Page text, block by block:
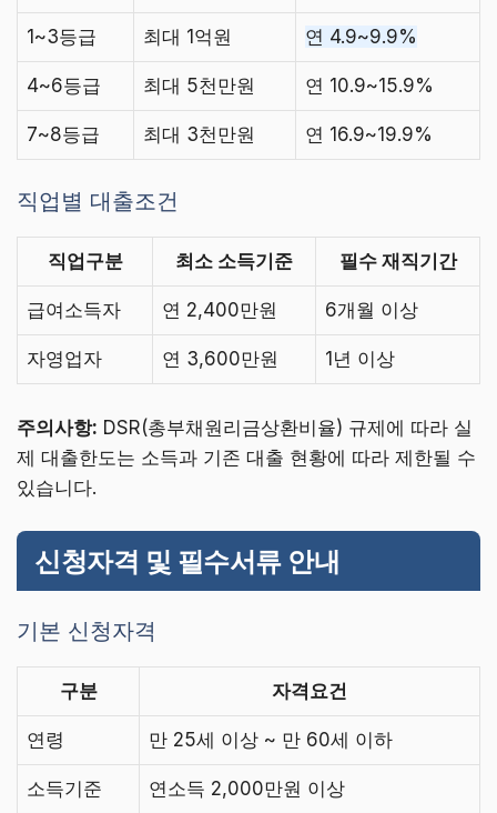
1~3등급 최대 1억원 연 4.9~9.9%
4~6등급 최대 5천만원 연 10.9~15.9%
7~8등급 최대 3천만원 연 16.9~19.9%
직업별 대출조건
직업구분 최소 소득기준 필수 재직기간
급여소득자 연 2,400만원 6개월 이상
자영업자 연 3,600만원 1년 이상
주의사항: DSR(총부채원리금상환비율) 규제에 따라 실
제 대출한도는 소득과 기존 대출 현황에 따라 제한될 수
있습니다.
신청자격 및 필수서류 안내
기본 신청자격
구분 자격요건
연령 만 25세 이상 ~ 만 60세 이하
소득기준 연소득 2,000만원 이상